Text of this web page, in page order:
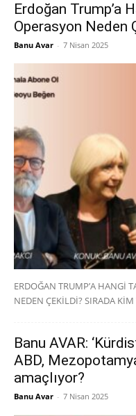
Erdoğan Trump’a
Operasyon Neden
Banu Avar - 7 Nisan 2025
ERDOĞAN TRUMP’A HANGİ
NEDEN ÇEKİLDİ? SIRADA KİM
Banu AVAR:
ABD,
amaçlıyor?
Banu Avar - 7 Nisan 2025